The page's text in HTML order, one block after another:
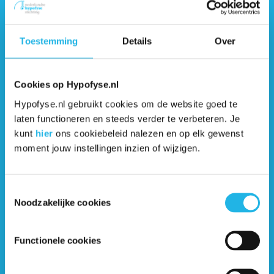
Toestemming Details Over
Cookies op Hypofyse.nl
Hypofyse.nl gebruikt cookies om de website goed te
laten functioneren en steeds verder te verbeteren. Je
kunt hier ons cookiebeleid nalezen en op elk gewenst
moment jouw instellingen inzien of wijzigen.
Noodzakelijke cookies
Functionele cookies
Alcohol & Drugs en
hypofyseaandoeningen (artikel)
Alleen woorden raken hun
belevingswereld niet (artikel)
leeftijdsgenoten en veranderd